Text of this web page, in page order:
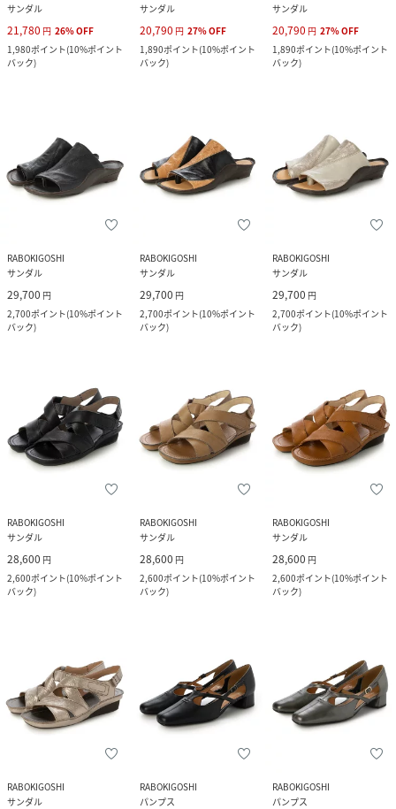
サンダル
21,780 円 26%OFF
1,980ポイント(10%ポイント
バック)
サンダル
20,790 円 27%OFF
1,890ポイント(10%ポイント
バック)
サンダル
20,790 円 27%OFF
1,890ポイント(10%ポイント
バック)
RABOKIGOSHI
サンダル
29,700 円
2,700ポイント(10%ポイント
バック)
RABOKIGOSHI
サンダル
29,700 円
2,700ポイント(10%ポイント
バック)
RABOKIGOSHI
サンダル
29,700 円
2,700ポイント(10%ポイント
バック)
RABOKIGOSHI
サンダル
28,600 円
2,600ポイント(10%ポイント
バック)
RABOKIGOSHI
サンダル
28,600 円
2,600ポイント(10%ポイント
バック)
RABOKIGOSHI
サンダル
28,600 円
2,600ポイント(10%ポイント
バック)
RABOKIGOSHI
サンダル
RABOKIGOSHI
パンプス
RABOKIGOSHI
パンプス